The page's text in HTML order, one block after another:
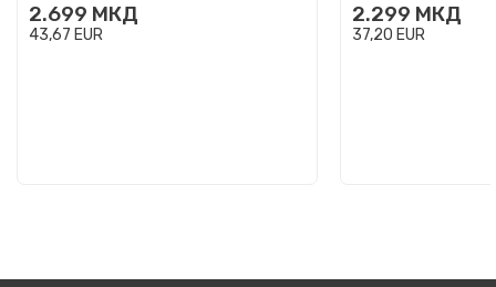
2.699 МКД
43,67 EUR
2.299 МКД
37,20 EUR